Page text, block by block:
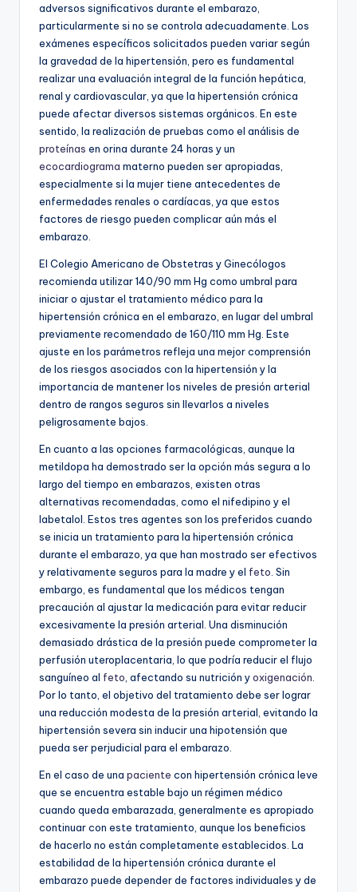
adversos significativos durante el embarazo,
particularmente si no se controla adecuadamente. Los
exámenes específicos solicitados pueden variar según
la gravedad de la hipertensión, pero es fundamental
realizar una evaluación integral de la función hepática,
renal y cardiovascular, ya que la hipertensión crónica
puede afectar diversos sistemas orgánicos. En este
sentido, la realización de pruebas como el análisis de
proteínas en orina durante 24 horas y un
ecocardiograma materno pueden ser apropiadas,
especialmente si la mujer tiene antecedentes de
enfermedades renales o cardíacas, ya que estos
factores de riesgo pueden complicar aún más el
embarazo.
El Colegio Americano de Obstetras y Ginecólogos
recomienda utilizar 140/90 mm Hg como umbral para
iniciar o ajustar el tratamiento médico para la
hipertensión crónica en el embarazo, en lugar del umbral
previamente recomendado de 160/110 mm Hg. Este
ajuste en los parámetros refleja una mejor comprensión
de los riesgos asociados con la hipertensión y la
importancia de mantener los niveles de presión arterial
dentro de rangos seguros sin llevarlos a niveles
peligrosamente bajos.
En cuanto a las opciones farmacológicas, aunque la
metildopa ha demostrado ser la opción más segura a lo
largo del tiempo en embarazos, existen otras
alternativas recomendadas, como el nifedipino y el
labetalol. Estos tres agentes son los preferidos cuando
se inicia un tratamiento para la hipertensión crónica
durante el embarazo, ya que han mostrado ser efectivos
y relativamente seguros para la madre y el feto . Sin
embargo, es fundamental que los médicos tengan
precaución al ajustar la medicación para evitar reducir
excesivamente la presión arterial. Una disminución
demasiado drástica de la presión puede comprometer la
perfusión uteroplacentaria, lo que podría reducir el flujo
sanguíneo al feto , afectando su nutrición yoxigenación
Por lo tanto, el objetivo del tratamiento debe ser lograr
una reducción modesta de la presión arterial, evitando la
hipertensión severa sin inducir una hipotensión que
pueda ser perjudicial para el embarazo.
En el caso de una paciente con hipertensión crónica leve
que se encuentra estable bajo un régimen médico
cuando queda embarazada, generalmente es apropiado
continuar con este tratamiento, aunque los beneficios
de hacerlo no están completamente establecidos. La
estabilidad de la hipertensión crónica durante el
embarazo puede depender de factores individuales y de